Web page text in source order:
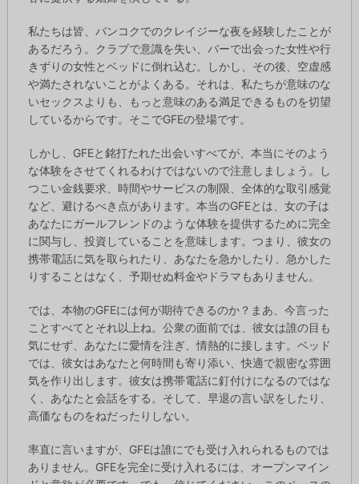
私たちは皆、バンコクでのクレイジーな夜を経験したことが
あるだろう。クラブで意識を失い、バーで出会った女性や行
きずりの女性とベッドに倒れ込む。しかし、その後、空虚感
や満たされないことがよくある。それは、私たちが意味のな
いセックスよりも、もっと意味のある満足できるものを切望
しているからです。そこでGFEの登場です。
しかし、GFEと銘打たれた出会いすべてが、本当にそのよう
な体験をさせてくれるわけではないので注意しましょう。し
つこい金銭要求、時間やサービスの制限、全体的な取引感覚
など、避けるべき点があります。本当のGFEとは、女の子は
あなたにガールフレンドのような体験を提供するために完全
に関与し、投資していることを意味します。つまり、彼女の
携帯電話に気を取られたり、あなたを急かしたり、急かした
りすることはなく、予期せぬ料金やドラマもありません。
では、本物のGFEには何が期待できるのか？まあ、今言った
ことすべてとそれ以上ね。公衆の面前では、彼女は誰の目も
気にせず、あなたに愛情を注ぎ、情熱的に接します。ベッド
では、彼女はあなたと何時間も寄り添い、快適で親密な雰囲
気を作り出します。彼女は携帯電話に釘付けになるのではな
く、あなたと会話をする。そして、早退の言い訳をしたり、
高価なものをねだったりしない。
率直に言いますが、GFEは誰にでも受け入れられるものでは
ありません。GFEを完全に受け入れるには、オープンマイン